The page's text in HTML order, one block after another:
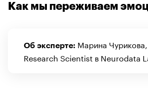
Как мы переживаем
Об эксперте: Марина
Research Scientist в Neurodata